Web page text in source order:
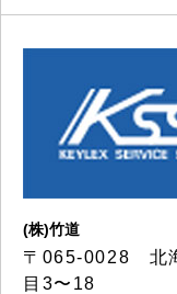
(株)竹道
〒065-0028 北
目3〜18